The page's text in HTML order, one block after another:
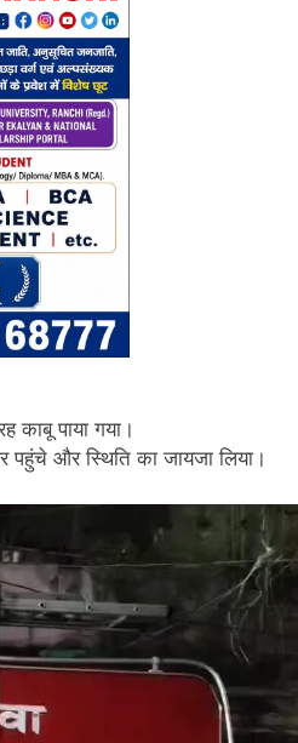
पाया गया।
और स्थिति का जायजा लिया।